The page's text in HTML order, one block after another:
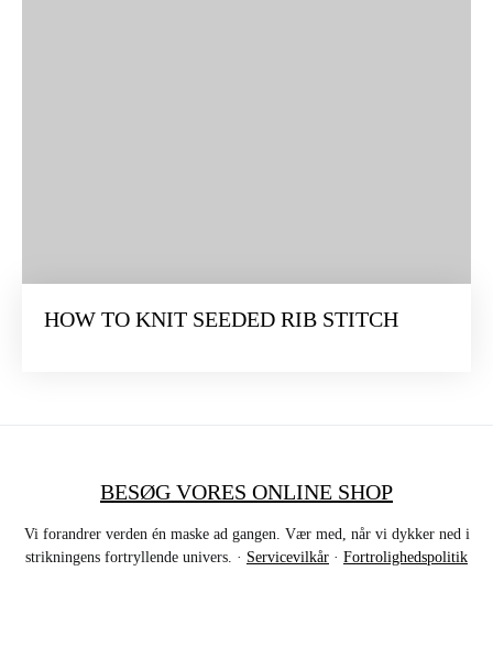
HOW TO KNIT SEEDED RIB STITCH
BESØG VORES ONLINE SHOP
Vi forandrer verden én maske ad gangen. Vær med, når vi dykker ned i
strikningens fortryllende univers. · Servicevilkår · Fortrolighedspolitik